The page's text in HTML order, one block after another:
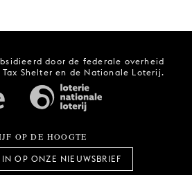
door de federale overheid
Shelter en de Nationale Loterij.
OP DE HOOGTE
OP ONZE NIEUWSBRIEF